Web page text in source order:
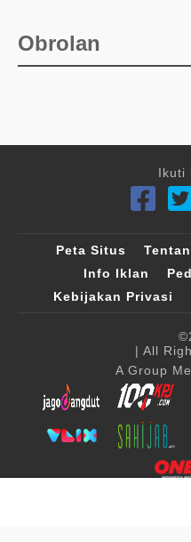
Obrolan
Ikuti
Peta Situs
Info Iklan
Kebijakan Privasi
| All
A Group